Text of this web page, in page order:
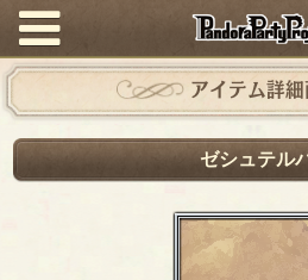
アイテム詳細
ゼシュテル